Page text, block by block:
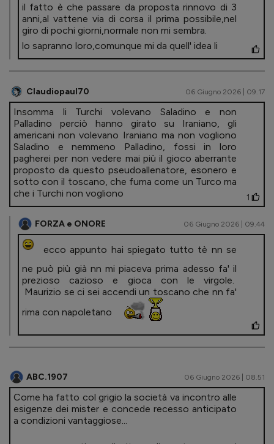
il fatto è che passare da proposta rinnovo di 3
anni,al vattene via di corsa il prima possibile,nel
giro di pochi giorni,normale non mi sembra.
lo sapranno loro,comunque mi da quell' idea li
Claudiopaul70 06 Giugno 2026 | 09.17
Insomma li Turchi volevano Saladino e non
Palladino perciò hanno girato su Iraniano, gli
americani non volevano Iraniano ma non vogliono
Saladino e nemmeno Palladino, fossi in loro
pagherei per non vedere mai più il gioco aberrante
proposto da questo pseudoallenatore, esonero e
sotto con il toscano, che fuma come un Turco ma
che i Turchi non vogliono
1
FORZA e ONORE 06 Giugno 2026 | 09.44
ecco appunto hai spiegato tutto tè nn se
ne può più già nn mi piaceva prima adesso fa' il
prezioso cazioso e gioca con le virgole.
Maurizio se ci sei accendi un toscano che nn fa'
rima con napoletano
ABC.1907 06 Giugno 2026 | 08.51
Come ha fatto col grigio la società va incontro alle
esigenze dei mister e concede recesso anticipato
a condizioni vantaggiose...